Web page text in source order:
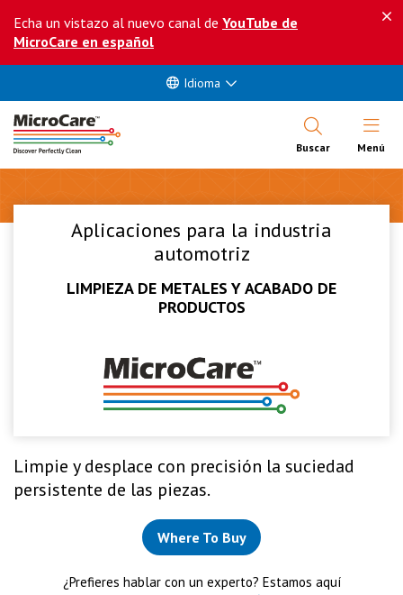
Echa un vistazo al nuevo canal de YouTube de
MicroCare en español
Idioma
Buscar Abrir
Menú
Aplicaciones para la industria
automotriz
LIMPIEZA DE METALES Y ACABADO DE
PRODUCTOS
Limpie y desplace con precisión la suciedad
persistente de las piezas.
Where To Buy
¿Prefieres hablar con un experto? Estamos aquí